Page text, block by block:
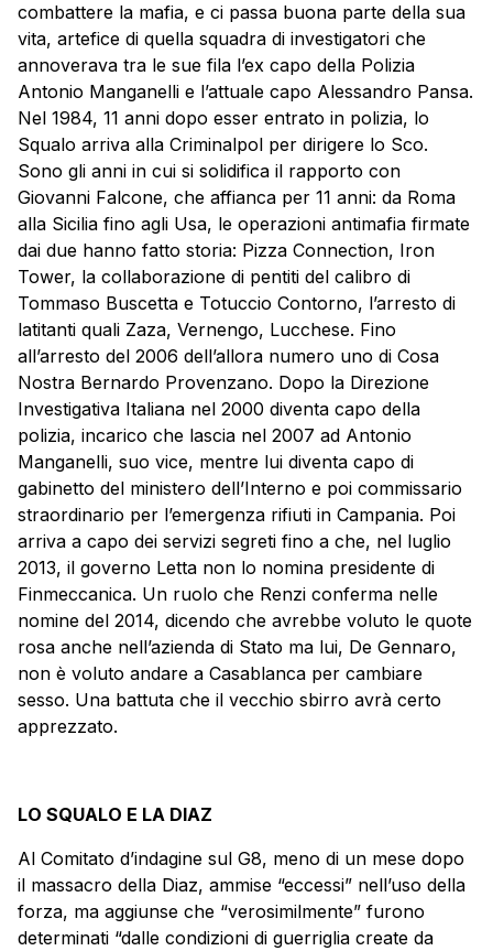
combattere la mafia, e ci passa buona parte della sua
vita, artefice di quella squadra di investigatori che
annoverava tra le sue fila l’ex capo della Polizia
Antonio Manganelli e l’attuale capo Alessandro Pansa.
Nel 1984, 11 anni dopo esser entrato in polizia, lo
Squalo arriva alla Criminalpol per dirigere lo Sco.
Sono gli anni in cui si solidifica il rapporto con
Giovanni Falcone, che affianca per 11 anni: da Roma
alla Sicilia fino agli Usa, le operazioni antimafia firmate
dai due hanno fatto storia: Pizza Connection, Iron
Tower, la collaborazione di pentiti del calibro di
Tommaso Buscetta e Totuccio Contorno, l’arresto di
latitanti quali Zaza, Vernengo, Lucchese. Fino
all’arresto del 2006 dell’allora numero uno di Cosa
Nostra Bernardo Provenzano. Dopo la Direzione
Investigativa Italiana nel 2000 diventa capo della
polizia, incarico che lascia nel 2007 ad Antonio
Manganelli, suo vice, mentre lui diventa capo di
gabinetto del ministero dell’Interno e poi commissario
straordinario per l’emergenza rifiuti in Campania. Poi
arriva a capo dei servizi segreti fino a che, nel luglio
2013, il governo Letta non lo nomina presidente di
Finmeccanica. Un ruolo che Renzi conferma nelle
nomine del 2014, dicendo che avrebbe voluto le quote
rosa anche nell’azienda di Stato ma lui, De Gennaro,
non è voluto andare a Casablanca per cambiare
sesso. Una battuta che il vecchio sbirro avrà certo
apprezzato.
LO SQUALO E LA DIAZ
Al Comitato d’indagine sul G8, meno di un mese dopo
il massacro della Diaz, ammise “eccessi” nell’uso della
forza, ma aggiunse che “verosimilmente” furono
determinati “dalle condizioni di guerriglia create da